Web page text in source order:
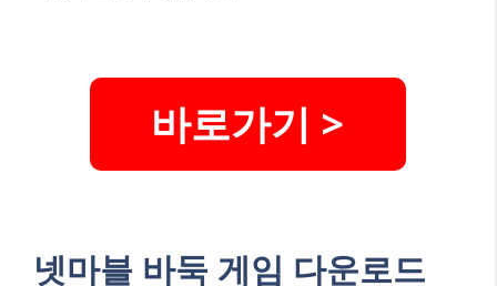
바로가기 >
넷마블 바둑 게임 다운로드